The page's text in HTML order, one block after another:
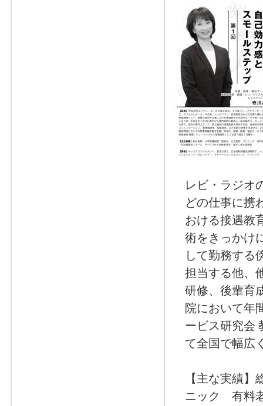
レビ・ラジオ
どの仕事に携
おける接遇教
術をきっかけ
して勤務する
担当する他、
研修、後輩育
院において年
ービス研究会
て全国で幅広
【主な実績
ニック 有料